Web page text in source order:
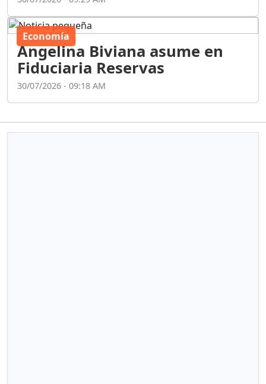
Economía
Angelina Biviana asume en
Fiduciaria Reservas
30/07/2026 - 09:18 AM